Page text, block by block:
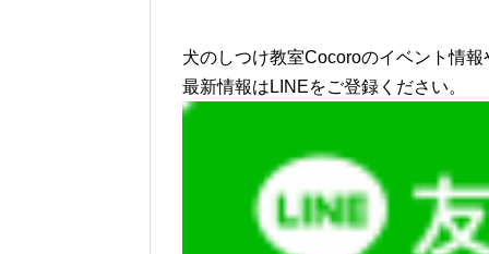
犬のしつけ教室Cocoroのイベント情報
最新情報はLINEをご登録ください。